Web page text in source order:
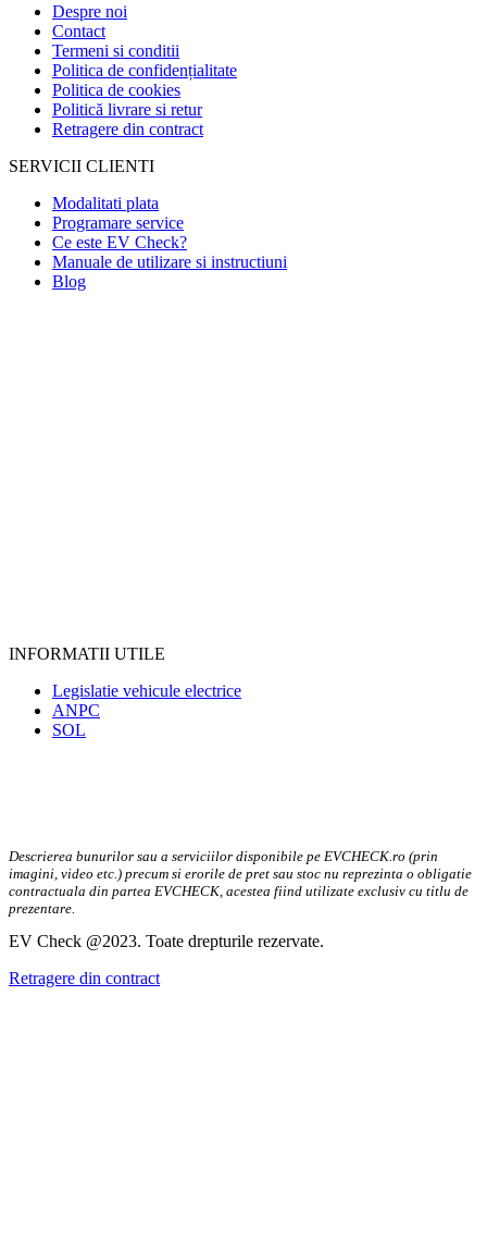
Despre noi
Contact
Termeni si conditii
Politica de confidențialitate
Politica de cookies
Politică livrare si retur
Retragere din contract
SERVICII CLIENTI
Modalitati plata
Programare service
Ce este EV Check?
Manuale de utilizare si instructiuni
Blog
INFORMATII UTILE
Legislatie vehicule electrice
ANPC
SOL
Descrierea bunurilor sau a serviciilor disponibile pe EVCHECK.ro (prin
imagini, video etc.) precum si erorile de pret sau stoc nu reprezinta o obligatie
contractuala din partea EVCHECK, acestea fiind utilizate exclusiv cu titlu de
prezentare.
EV Check @2023. Toate drepturile rezervate.
Retragere din contract